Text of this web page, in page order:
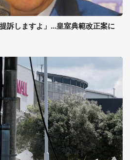
訴しますよ」...皇室典範改正案に